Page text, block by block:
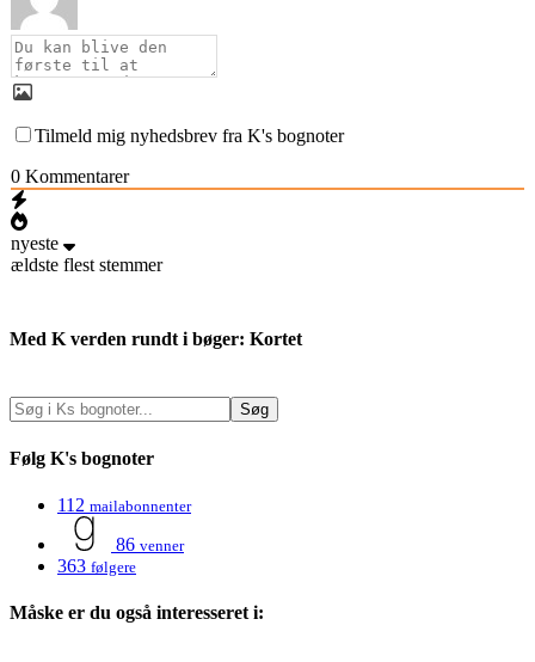
Tilmeld mig nyhedsbrev fra K's bognoter
0 Kommentarer
nyeste
ældste flest stemmer
Med K verden rundt i bøger: Kortet
Følg K's bognoter
112 mailabonnenter
86 venner
363 følgere
Måske er du også interesseret i: